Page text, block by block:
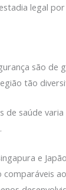
legal
são de
tão
de saúde
e